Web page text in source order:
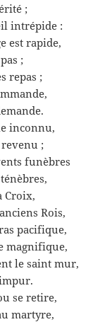
;
intrépide :
est rapide,
;
repas ;
inconnu,
;
funèbres
Croix,
Rois,
pacifique,
magnifique,
le saint mur,
se retire,
martyre,